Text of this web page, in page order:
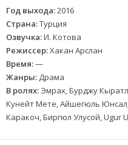
Год выхода:2016
Страна:Турция
Озвучка:И. Котова
Режиссер:Хакан Арслан
Время:—
Жанры: Драма
В ролях: Эмрах, Бурджу
Кунейт Мете, Айшегюль
Каракоч, Биргюл Улусой, Ugur